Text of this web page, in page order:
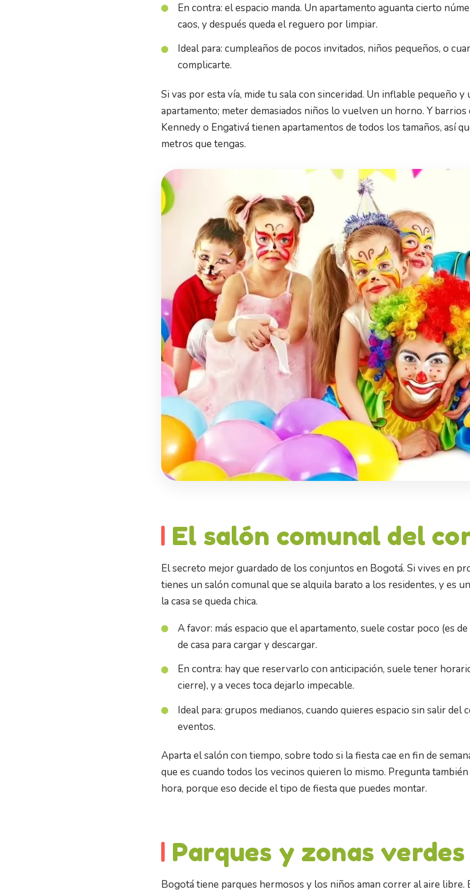
En contra: el espacio manda. Un apartamento aguanta cierto
caos, y después queda el reguero por limpiar.
Ideal para: cumpleaños de pocos invitados, niños pequeños, o
complicarte.
Si vas por esta vía, mide tu sala con sinceridad. Un inflable pequeño
apartamento; meter demasiados niños lo vuelven un horno. Y barrios
Kennedy o Engativá tienen apartamentos de todos los tamaños, así
metros que tengas.
El salón comunal del
El secreto mejor guardado de los conjuntos en Bogotá. Si vives en
tienes un salón comunal que se alquila barato a los residentes, y es
la casa se queda chica.
A favor: más espacio que el apartamento, suele costar poco (es
de casa para cargar y descargar.
En contra: hay que reservarlo con anticipación, suele tener
cierre), y a veces toca dejarlo impecable.
Ideal para: grupos medianos, cuando quieres espacio sin salir del
eventos.
Aparta el salón con tiempo, sobre todo si la fiesta cae en fin de
que es cuando todos los vecinos quieren lo mismo. Pregunta
hora, porque eso decide el tipo de fiesta que puedes montar.
Parques y zonas verdes
Bogotá tiene parques hermosos y los niños aman correr al aire libre.